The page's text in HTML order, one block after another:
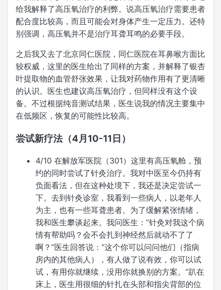
给我解释了高压氧治疗的利弊。说高压氧治疗需要患者
配合度比较高，而且可能会对身体产生一定压力。还特
别强调，高压氧并不是治疗耳聋耳鸣的必要手段。
之后我又去了北京同仁医院，同仁医院在耳鼻喉方面比
较权威，这里的医生给出了同样的方案，并解释了银杏
叶提取物的血管舒张效果，让我对药物作用有了更清晰
的认识。医生也建议高压氧治疗，但同样没有这个设
备。不过根据纯音测试结果，医生说我的情况主要集中
在低频区，恢复的可能性比较高。
尝试新疗法（4月10-11日）
4/10 在解放军医院（301）这里有高压氧舱，预
约的同时尝试了针灸治疗。我对中医至今仍持有
负面看法，但在这种处境下，我还是决定尝试一
下。去到针灸诊室，我看到一些病人，以老年人
为主，也有一些耳聋患者。为了缓解紧张情绪，
我和医生攀谈起来。我问医生：”针灸对我这个病
情有帮助吗？会不会扎到神经然后就动不了了
啊？”医生回答说：”这个你可以问问他们（指病
房内的其他病人），有人做了说有效，你可以试
试，有用你就继续，没用你就换别的方案。”趴在
床上，医生用很细的针扎在头部和指尖背部的位